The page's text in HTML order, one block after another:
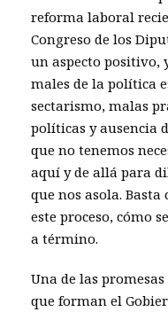
reforma laboral
Congreso de los
un aspecto positivo,
males de la política
sectarismo, malas
políticas y ausencia
que no tenemos
aquí y de allá para
que nos asola.
este proceso, cómo
a término.
Una de las
que forman el